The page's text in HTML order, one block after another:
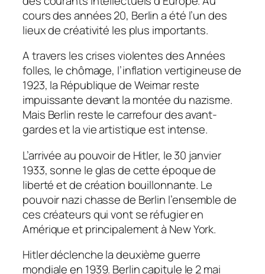
cours des années 20, Berlin a été l’un des
lieux de créativité les plus importants.
A travers les crises violentes des Années
folles, le chômage, l’inflation vertigineuse de
1923, la République de Weimar reste
impuissante devant la montée du nazisme.
Mais Berlin reste le carrefour des avant-
gardes et la vie artistique est intense.
L’arrivée au pouvoir de Hitler, le 30 janvier
1933, sonne le glas de cette époque de
liberté et de création bouillonnante. Le
pouvoir nazi chasse de Berlin l’ensemble de
ces créateurs qui vont se réfugier en
Amérique et principalement à New York.
Hitler déclenche la deuxième guerre
mondiale en 1939. Berlin capitule le 2 mai